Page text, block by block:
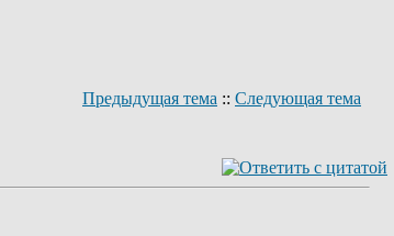
Предыдущая тема :: Следующая тема